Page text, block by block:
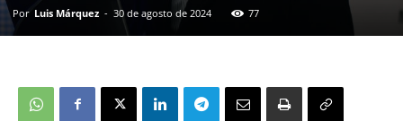
Por Luis Márquez - 30 de agosto de 2024 77